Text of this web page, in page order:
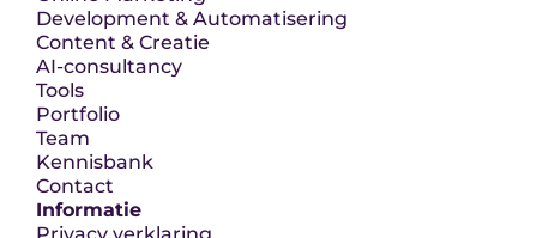
Development & Automatisering
Content & Creatie
AI-consultancy
Tools
Portfolio
Team
Kennisbank
Contact
Informatie